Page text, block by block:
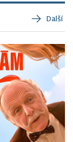
Další